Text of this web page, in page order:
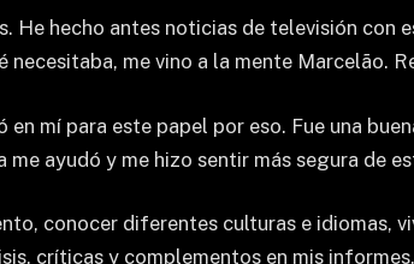
He hecho antes noticias de televisión con
necesitaba, me vino a la mente
mí para este papel por eso. Fue una
ayudó y me hizo sentir más segura de
conocer diferentes culturas e idiomas,
críticas y complementos en mis